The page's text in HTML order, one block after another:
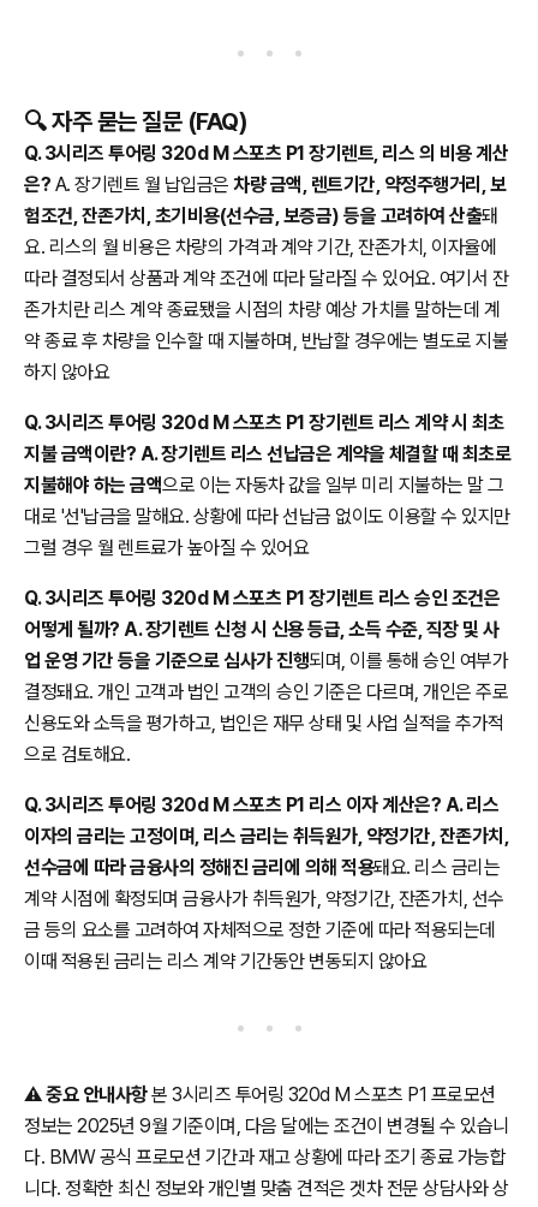
🔍 자주 묻는 질문 (FAQ)
Q. 3시리즈 투어링 320d M 스포츠 P1 장기렌트, 리스 의 비용 계산
은? A. 장기렌트 월 납입금은 차량 금액, 렌트기간, 약정주행거리, 보
험조건, 잔존가치, 초기비용(선수금, 보증금) 등을 고려하여 산출돼
요. 리스의 월 비용은 차량의 가격과 계약 기간, 잔존가치, 이자율에
따라 결정되서 상품과 계약 조건에 따라 달라질 수 있어요. 여기서 잔
존가치란 리스 계약 종료됐을 시점의 차량 예상 가치를 말하는데 계
약 종료 후 차량을 인수할 때 지불하며, 반납할 경우에는 별도로 지불
하지 않아요
Q. 3시리즈 투어링 320d M 스포츠 P1 장기렌트 리스 계약 시 최초
지불 금액이란? A. 장기렌트 리스 선납금은 계약을 체결할 때 최초로
지불해야 하는 금액으로 이는 자동차 값을 일부 미리 지불하는 말 그
대로 '선'납금을 말해요. 상황에 따라 선납금 없이도 이용할 수 있지만
그럴 경우 월 렌트료가 높아질 수 있어요
Q. 3시리즈 투어링 320d M 스포츠 P1 장기렌트 리스 승인 조건은
어떻게 될까? A. 장기렌트 신청 시 신용 등급, 소득 수준, 직장 및 사
업 운영 기간 등을 기준으로 심사가 진행되며, 이를 통해 승인 여부가
결정돼요. 개인 고객과 법인 고객의 승인 기준은 다르며, 개인은 주로
신용도와 소득을 평가하고, 법인은 재무 상태 및 사업 실적을 추가적
으로 검토해요.
Q. 3시리즈 투어링 320d M 스포츠 P1 리스 이자 계산은? A. 리스
이자의 금리는 고정이며, 리스 금리는 취득원가, 약정기간, 잔존가치,
선수금에 따라 금융사의 정해진 금리에 의해 적용돼요. 리스 금리는
계약 시점에 확정되며 금융사가 취득원가, 약정기간, 잔존가치, 선수
금 등의 요소를 고려하여 자체적으로 정한 기준에 따라 적용되는데
이때 적용된 금리는 리스 계약 기간동안 변동되지 않아요
⚠️중요 안내사항본 3시리즈 투어링 320d M 스포츠 P1 프로모션
정보는 2025년 9월 기준이며, 다음 달에는 조건이 변경될 수 있습니
다. BMW 공식 프로모션 기간과 재고 상황에 따라 조기 종료 가능합
니다. 정확한 최신 정보와 개인별 맞춤 견적은 겟차 전문 상담사와 상